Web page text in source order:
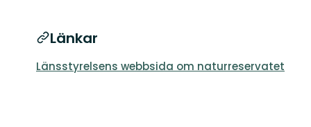
Länkar
Länsstyrelsens webbsida om naturreservatet